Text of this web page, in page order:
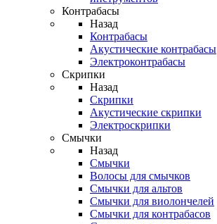
Контрабасы
Назад
Контрабасы
Акустические контрабасы
Электроконтрабасы
Скрипки
Назад
Скрипки
Акустические скрипки
Электроскрипки
Смычки
Назад
Смычки
Волосы для смычков
Смычки для альтов
Смычки для виолончелей
Смычки для контрабасов